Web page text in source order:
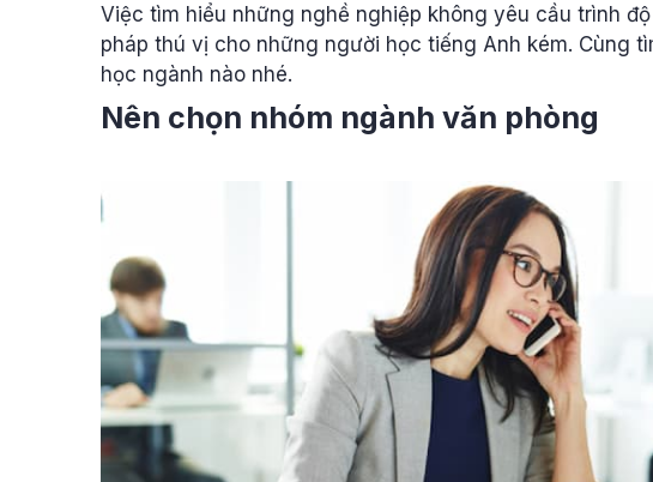
Việc tìm hiểu những nghề nghiệp không yêu cầu trình
pháp thú vị cho những người học tiếng Anh kém. Cùng
học ngành nào nhé.
Nên chọn nhóm ngành văn phòng